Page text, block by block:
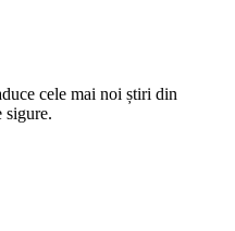
cele mai noi știri din
sigure.